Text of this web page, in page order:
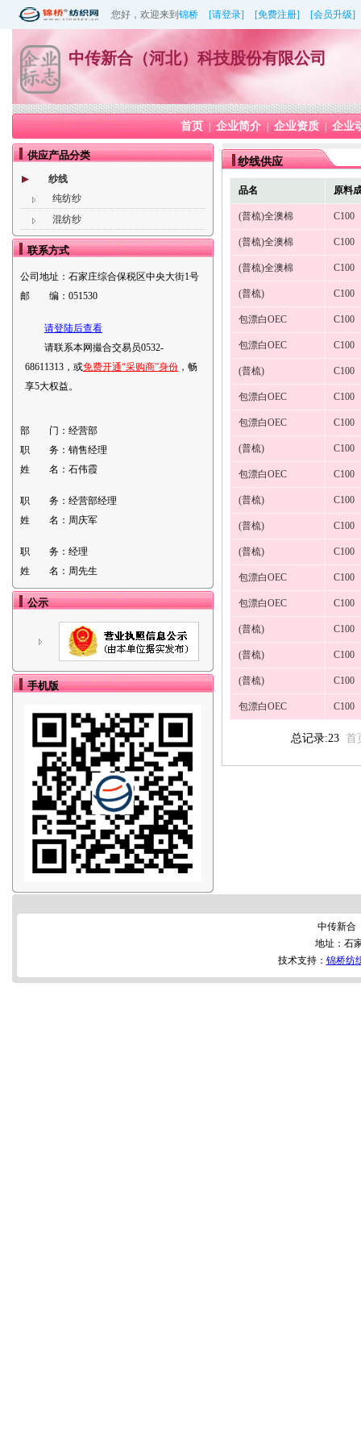
您好，欢迎来到 锦桥 [请登录] [免费注册] [会员升级]
中传新合（河北）科技股份有限公司
首页 企业简介 | 企业资质 企业
供应产品分类
纱线
纯纺纱
混纺纱
联系方式
公司地址： 石家庄综合保税区中央大街1号
邮 编： 051530
请登陆后查看
请联系本网撮合交易员0532-
68611313，或免费开通“采购商”身份 ，畅
享5大权益。
部 门： 经营部
职 务： 销售经理
姓 名： 石伟霞
职 务： 经营部经理
姓 名： 周庆军
职 务： 经理
姓 名： 周先生
公示
手机版
纱线供应
品名 原料
(普梳)全澳棉 C100
(普梳)全澳棉 C100
(普梳)全澳棉 C100
(普梳) C100
包漂白OEC C100
包漂白OEC C100
(普梳) C100
包漂白OEC C100
包漂白OEC C100
(普梳) C100
包漂白OEC C100
(普梳) C100
(普梳) C100
(普梳) C100
包漂白OEC C100
包漂白OEC C100
(普梳) C100
(普梳) C100
(普梳) C100
包漂白OEC C100
总记录:23 首
中传新合
地址：石
技术支持： 锦桥纺